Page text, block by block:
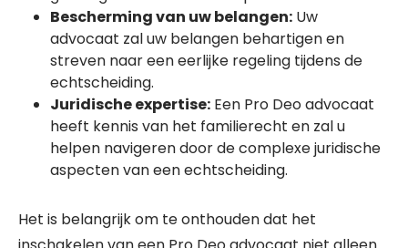
Bescherming van uw belangen: Uw
advocaat zal uw belangen behartigen en
streven naar een eerlijke regeling tijdens de
echtscheiding.
Juridische expertise: Een Pro Deo advocaat
heeft kennis van het familierecht en zal u
helpen navigeren door de complexe juridische
aspecten van een echtscheiding.
Het is belangrijk om te onthouden dat het